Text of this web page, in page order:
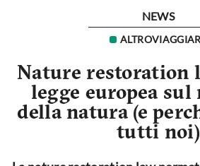
NEWS
Nature restoration
legge europea
della natura (e
tutti noi)